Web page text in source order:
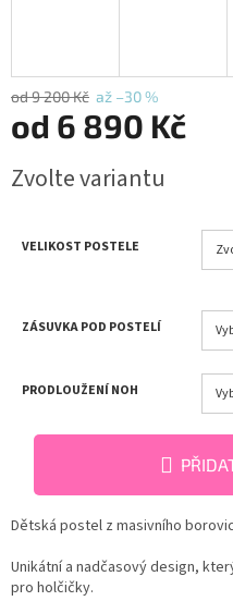
od 9 200 Kč až –30 %
od 6 890 Kč
cena:
Zvolte variantu
VELIKOST POSTELE
ZÁSUVKA POD POSTELÍ
PRODLOUŽENÍ NOH
Dětská postel z masivního
Unikátní a nadčasový design,
pro holčičky.